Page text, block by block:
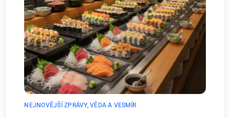
NEJNOVĚJŠÍ ZPRÁVY,VĚDA A VESMÍR